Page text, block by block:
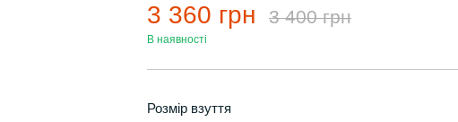
3 360 грн 3 400 грн
В наявності
Розмір взуття